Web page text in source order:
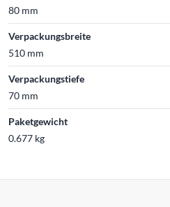
80 mm
Verpackungsbreite
510 mm
Verpackungstiefe
70 mm
Paketgewicht
0.677 kg